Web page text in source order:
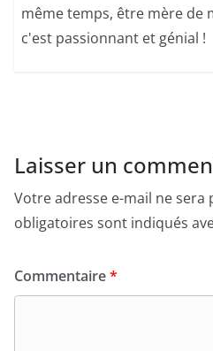
même temps, être mère de
c'est passionnant et génial !
Laisser un
Votre adresse e-mail ne sera
obligatoires sont indiqués
Commentaire*